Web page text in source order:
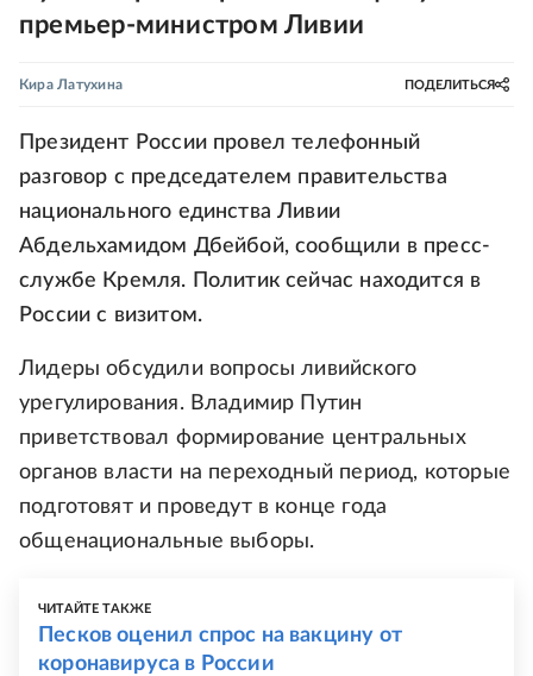
премьер-министром Ливии
Кира Латухина ПОДЕЛИТЬСЯ
Президент России провел телефонный
разговор с председателем правительства
национального единства Ливии
Абдельхамидом Дбейбой, сообщили в пресс-
службе Кремля. Политик сейчас находится в
России с визитом.
Лидеры обсудили вопросы ливийского
урегулирования. Владимир Путин
приветствовал формирование центральных
органов власти на переходный период, которые
подготовят и проведут в конце года
общенациональные выборы.
ЧИТАЙТЕ ТАКЖЕ
Песков оценил спрос на вакцину от
коронавируса в России